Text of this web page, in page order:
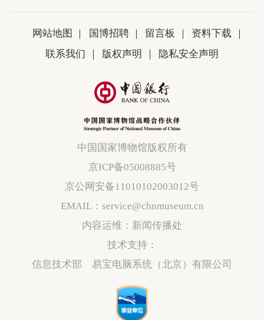
网站地图 国博招聘 留言板
资料下载
联系我们
版权声明 隐私安全声明
中国国家博物馆版权所有
京ICP备05008885号
京公网安备11010102003012号
EMAIL：service@chnmuseum.cn
内容运维：新闻传播处
技术支持：
信息技术部 易宝电脑系统（北京）有限公司